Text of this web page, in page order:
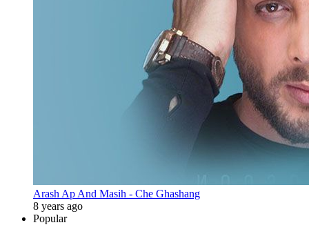
Arash Ap And Masih - Che Ghashang
8 years ago
Popular